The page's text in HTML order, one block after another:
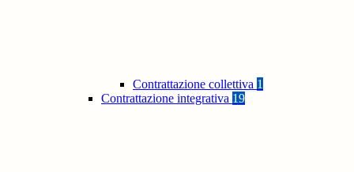
Contrattazione collettiva 1
Contrattazione integrativa 19